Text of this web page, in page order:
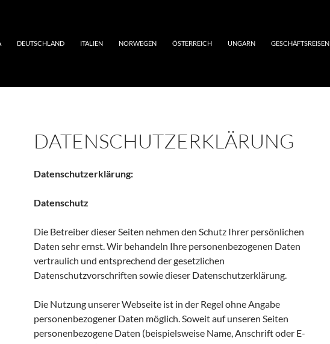
DEUTSCHLAND ITALIEN NORWEGEN ÖSTERREICH UNGARN GESCHÄFTSREISEN
DATENSCHUTZERKLÄRUNG
Datenschutzerklärung:
Datenschutz
Die Betreiber dieser Seiten nehmen den Schutz Ihrer persönlichen
Daten sehr ernst. Wir behandeln Ihre personenbezogenen Daten
vertraulich und entsprechend der gesetzlichen
Datenschutzvorschriften sowie dieser Datenschutzerklärung.
Die Nutzung unserer Webseite ist in der Regel ohne Angabe
personenbezogener Daten möglich. Soweit auf unseren Seiten
personenbezogene Daten (beispielsweise Name, Anschrift oder E-